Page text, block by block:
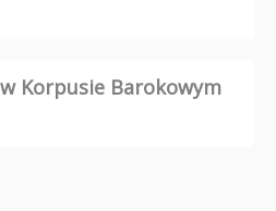
Korpusie Barokowym